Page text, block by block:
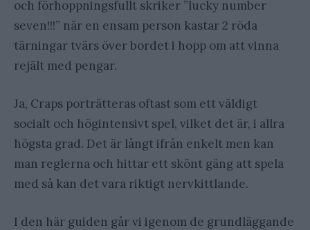
och förhoppningsfullt skriker ”lucky number
seven!!!” när en ensam person kastar 2 röda
tärningar tvärs över bordet i hopp om att vinna
rejält med pengar.
Ja, Craps porträtteras oftast som ett väldigt
socialt och högintensivt spel, vilket det är, i allra
högsta grad. Det är långt ifrån enkelt men kan
man reglerna och hittar ett skönt gäng att spela
med så kan det vara riktigt nervkittlande.
I den här guiden går vi igenom de grundläggande